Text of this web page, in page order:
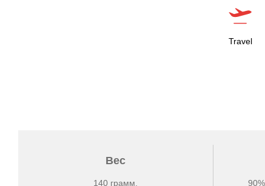
Travel
Вес
140 грамм.